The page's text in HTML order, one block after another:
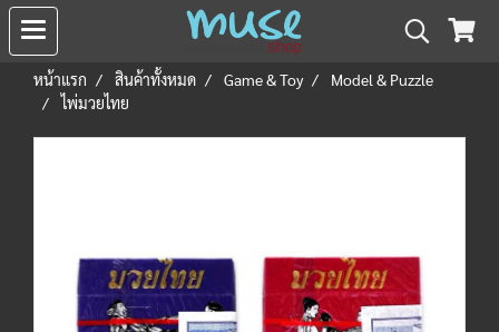
หน้าแรก สินค้าทั้งหมด Game & Toy
Model & Puzzle
ไพ่มวยไทย